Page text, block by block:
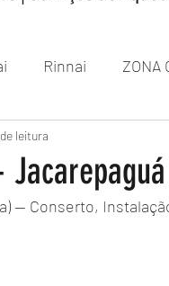
Rinnai ZONA
aquecedores
leitura
— Conserto,